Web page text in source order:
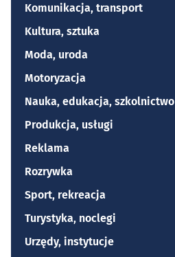
Komunikacja, transport
Kultura, sztuka
Moda, uroda
Motoryzacja
Nauka, edukacja, szkolnictwo
Produkcja, usługi
Reklama
Rozrywka
Sport, rekreacja
Turystyka, noclegi
Urzędy, instytucje